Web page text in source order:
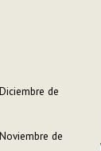
de
de